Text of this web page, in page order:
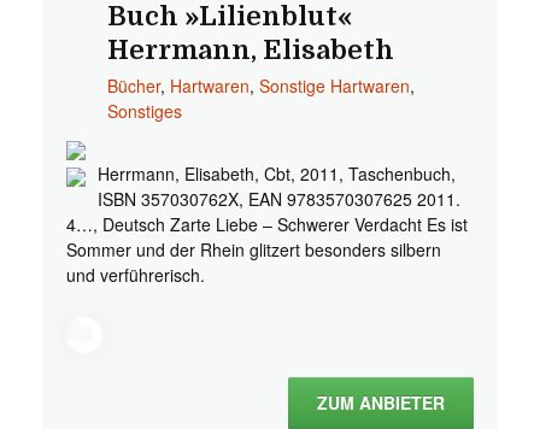
Buch »Lilienblut«
Herrmann, Elisabeth
Bücher, Hartwaren, Sonstige Hartwaren,
Sonstiges
Herrmann, Elisabeth, Cbt, 2011, Taschenbuch,
ISBN 357030762X, EAN 9783570307625 2011.
4…, Deutsch Zarte Liebe – Schwerer Verdacht Es ist
Sommer und der Rhein glitzert besonders silbern
und verführerisch.
ZUM ANBIETER